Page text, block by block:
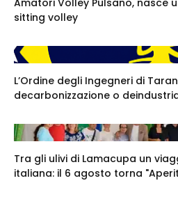
Amatori Volley Pulsano, nasce
sitting volley
L’Ordine degli Ingegneri di
decarbonizzazione o
Tra gli ulivi di Lamacupa un
italiana: il 6 agosto torna